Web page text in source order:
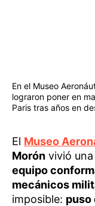
En el Museo
lograron poner en
Paris tras años en
El Museo
Morón vivió
equipo
mecánicos
imposible: puso